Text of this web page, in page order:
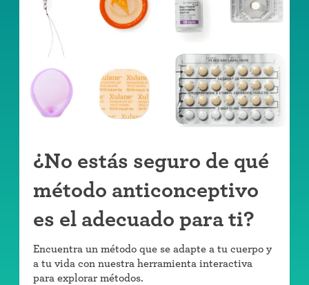
¿No estás seguro de qué
método anticonceptivo
es el adecuado para ti?
Encuentra un método que se adapte a tu cuerpo y
a tu vida con nuestra herramienta interactiva
para explorar métodos.